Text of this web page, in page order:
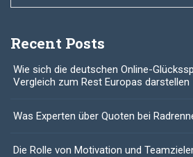
Recent Posts
Wie sich die deutschen Online-
Vergleich zum Rest Europas darstellen
Was Experten über Quoten bei
Die Rolle von Motivation und